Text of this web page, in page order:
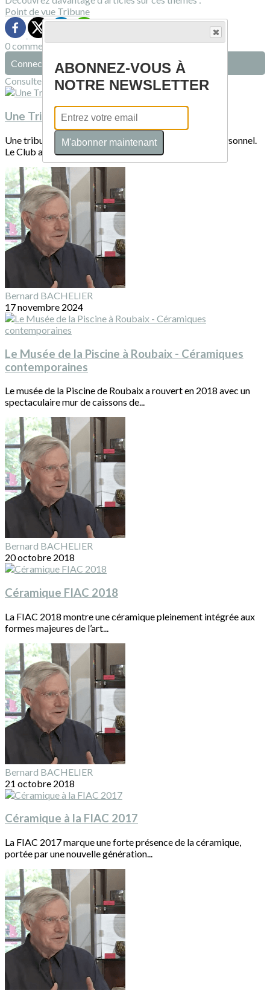
Point de vue Tribune
0 commentaire(s)
Connectez-vous pour laisser un commentaire
Consultez également
Une Tribune
Une tribune est un texte présentant un point de vue personnel.
Le Club a ouvert cette rubrique...
Bernard BACHELIER
17 novembre 2024
Le Musée de la Piscine à Roubaix - Céramiques
contemporaines
Le musée de la Piscine de Roubaix a rouvert en 2018 avec un
spectaculaire mur de caissons de...
Bernard BACHELIER
20 octobre 2018
Céramique FIAC 2018
La FIAC 2018 montre une céramique pleinement intégrée aux
formes majeures de l’art...
Bernard BACHELIER
21 octobre 2018
Céramique à la FIAC 2017
La FIAC 2017 marque une forte présence de la céramique,
portée par une nouvelle génération...
ABONNEZ-VOUS À
NOTRE NEWSLETTER
M'abonner maintenant